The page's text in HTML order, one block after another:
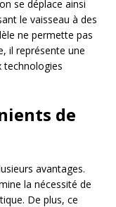
se déplace ainsi
le vaisseau à des
ne permette pas
il représente une
technologies
de
avantages.
la nécessité de
De plus, ce